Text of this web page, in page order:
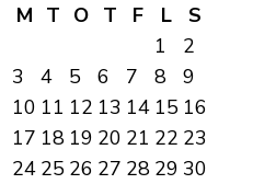
M T O T F L
S
1
2
3
4 5 6 7 8
9
10 11 12 13 14 15 16
17 18 19 20 21 22 23
24 25 26 27 28 29 30